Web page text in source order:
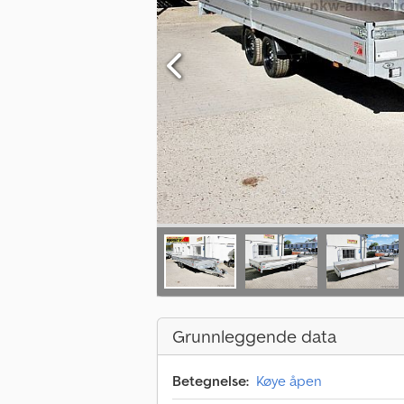
Grunnleggende data
Betegnelse: Køye åpen